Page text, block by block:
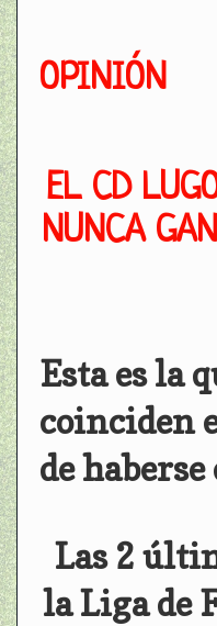
OPINIÓN
EL CD
NUNCA
Esta es la
coinciden
de
Las 2
la Liga de